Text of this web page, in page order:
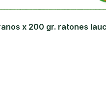
x 200 gr. ratones